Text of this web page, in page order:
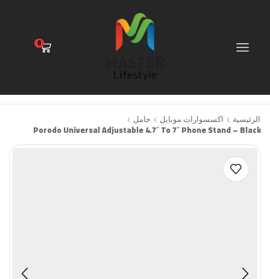
0
الرئيسية اكسسوارات موبايل حامل
Porodo Universal Adjustable 4.7″ To 7″ Phone Stand – Black